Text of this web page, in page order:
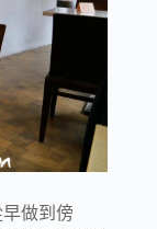
做到傍